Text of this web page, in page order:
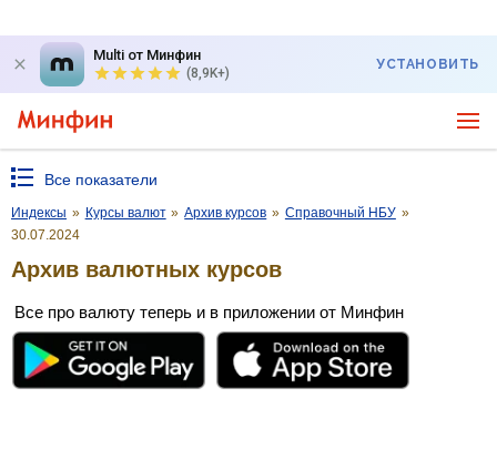
Multi от Минфин
(8,9K+)
УСТАНОВИТЬ
Все показатели
Индексы » Курсы валют » Архив курсов » Справочный НБУ »
30.07.2024
Архив валютных курсов
Все про валюту теперь и в приложении от Минфин